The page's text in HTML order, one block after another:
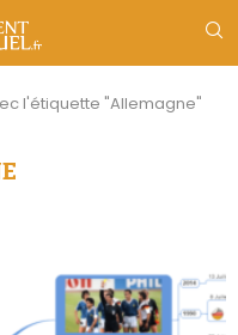
l'étiquette "Allemagne"